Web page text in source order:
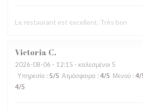
Le restaurant est excellent. Très bon
Victoria C
2026-08-06 - 12:15 - καλεσμένοι 5
Υπηρεσία : 5/5 Ατμόσφαιρα : 4/5 Μενού : 4/
4/5